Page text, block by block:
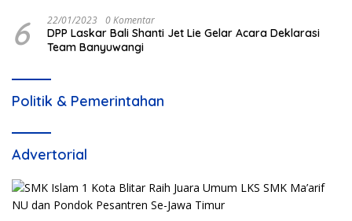
6 22/01/2023 0 Komentar
DPP Laskar Bali Shanti Jet Lie Gelar Acara Deklarasi
Team Banyuwangi
Politik & Pemerintahan
Advertorial